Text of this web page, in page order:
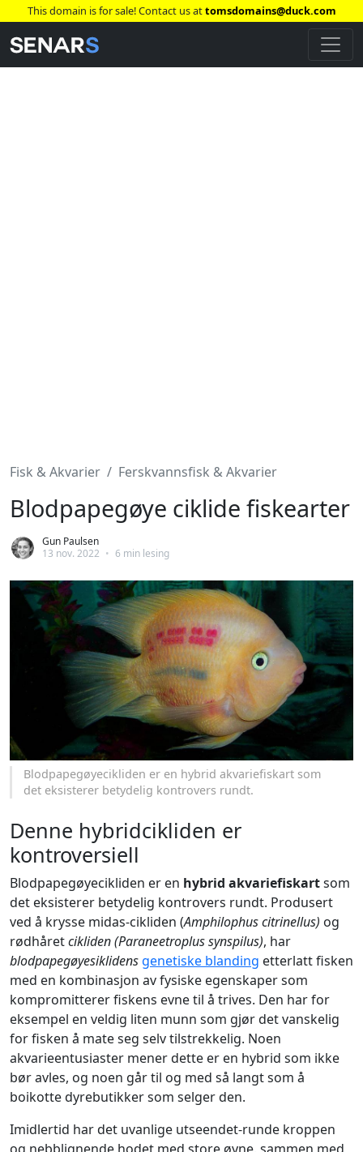
This domain is for sale! Contact us attomsdomains@duck.com
Fisk & Akvarier Ferskvannsfisk & Akvarier
Blodpapegøye ciklide fiskearter
Gun Paulsen
13 nov. 2022 • 6 min lesing
Blodpapegøyecikliden er en hybrid akvariefiskart som
det eksisterer betydelig kontrovers rundt.
Denne hybridcikliden er
kontroversiell
Blodpapegøyecikliden er en hybrid akvariefiskartsom
det eksisterer betydelig kontrovers rundt. Produsert
ved å krysse midas-cikliden (Amphilophus citrinellus) og
rødhåretcikliden (Paraneetroplus synspilus), har
blodpapegøyesiklidens genetiske blanding etterlatt fisken
med en kombinasjon av fysiske egenskaper som
kompromitterer fiskens evne til å trives. Den har for
eksempel en veldig liten munn som gjør det vanskelig
for fisken å mate seg selv tilstrekkelig. Noen
akvarieentusiaster mener dette er en hybrid som ikke
bør avles, og noen går til og med så langt som å
boikotte dyrebutikker som selger den.
Imidlertid har det uvanlige utseendet-runde kroppen